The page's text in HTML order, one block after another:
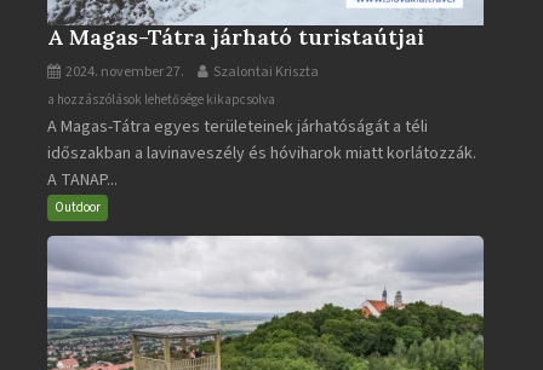
A Magas-Tátra járható turistaútjai
2024. november 27. Szalontai Kriszta
A
Magas-
Tátra
járható
turistaútjai
a hozzászólások lehetősége kikapcsolva
A Magas-Tátra egyes területeinek járhatóságát a téli
időszakban a lavinaveszély és hóviharok miatt korlátozzák.
A TANAP...
Outdoor